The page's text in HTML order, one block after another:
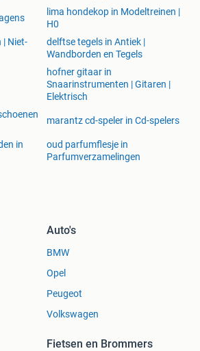
lima hondekop in Modeltreinen |
H0
| Niet-
delftse tegels in Antiek |
Wandborden en Tegels
hofner gitaar in
Snaarinstrumenten | Gitaren |
Elektrisch
marantz cd-speler in Cd-spelers
in
oud parfumflesje in
Parfumverzamelingen
Auto's
BMW
Opel
Peugeot
Volkswagen
Fietsen en Brommers